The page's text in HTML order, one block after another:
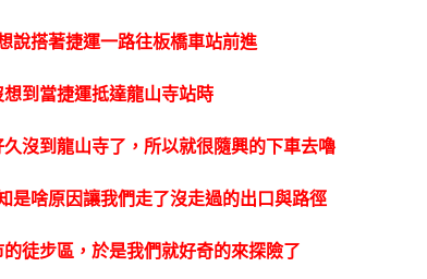
說搭著捷運一路往板橋車站前進
想到當捷運抵達龍山寺站時
沒到龍山寺了，所以就很隨興的下車去嚕
是啥原因讓我們走了沒走過的出口與路徑
徒步區，於是我們就好奇的來探險了